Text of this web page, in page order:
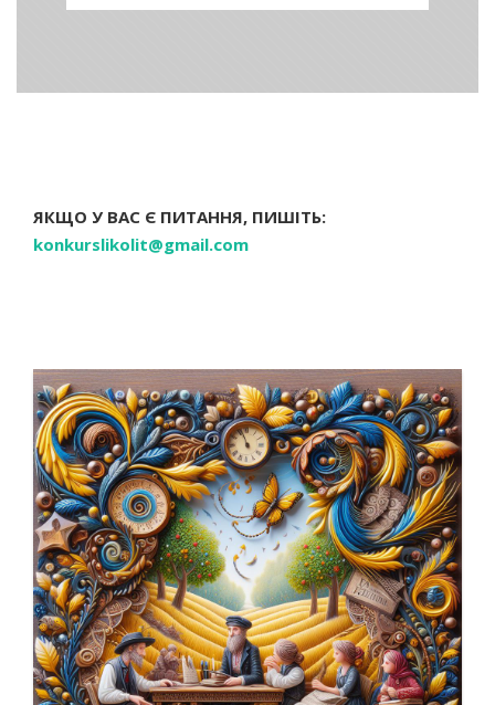
ЯКЩО У ВАС Є ПИТАННЯ, ПИШІТЬ:
konkurslikolit@gmail.com